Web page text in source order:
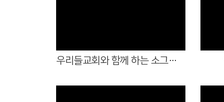
우리들교회와 함께 하는 소그룹모임(26.7.16.~18.)